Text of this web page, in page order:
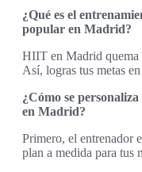
¿Qué es el
popular en Madrid?
HIIT en Madrid quema
Así, logras tus metas
¿Cómo se
en Madrid?
Primero, el entrenador
plan a medida para tus